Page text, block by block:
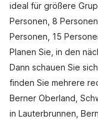
ideal für größere
Personen, 8
Personen, 15
Planen Sie, in den
Dann schauen Sie
finden Sie mehrere
Berner Oberland,
in Lauterbrunnen,